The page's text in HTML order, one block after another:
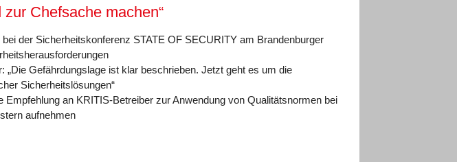
Chefsache machen“
der Sicherheitskonferenz STATE OF SECURITY am Brandenburger
„Die Gefährdungslage ist klar beschrieben. Jetzt geht es um die
Sicherheitslösungen“
an KRITIS-Betreiber zur Anwendung von Qualitätsnormen bei
aufnehmen